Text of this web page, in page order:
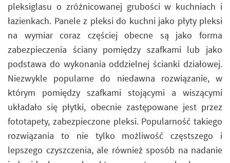
pleksiglasu o zróżnicowanej grubości w kuchniach i
łazienkach. Panele z pleksi do kuchni jako płyty pleksi
na wymiar coraz częściej obecne są jako forma
zabezpieczenia ściany pomiędzy szafkami lub jako
podstawa do wykonania oddzielnej ścianki działowej.
Niezwykle popularne do niedawna rozwiązanie, w
którym pomiędzy szafkami stojącymi a wiszącymi
układało się płytki, obecnie zastępowane jest przez
fototapety, zabezpieczone pleksi. Popularność takiego
rozwiązania to nie tylko możliwość częstszego i
lepszego czyszczenia, ale również sposób na nadanie